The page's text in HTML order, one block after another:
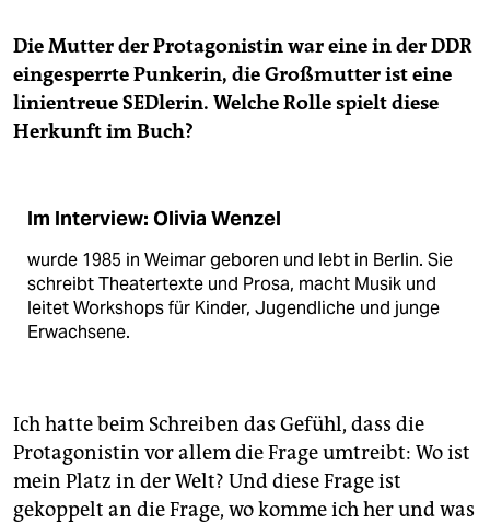
Die Mutter der Protagonistin war eine in der DDR
eingesperrte Punkerin, die Großmutter ist eine
linientreue SEDlerin. Welche Rolle spielt diese
Herkunft im Buch?
Im Interview: Olivia Wenzel
wurde 1985 in Weimar geboren und lebt in Berlin. Sie
schreibt Theatertexte und Prosa, macht Musik und
leitet Workshops für Kinder, Jugendliche und junge
Erwachsene.
Ich hatte beim Schreiben das Gefühl, dass die
Protagonistin vor allem die Frage umtreibt: Wo ist
mein Platz in der Welt? Und diese Frage ist
gekoppelt an die Frage, wo komme ich her und was